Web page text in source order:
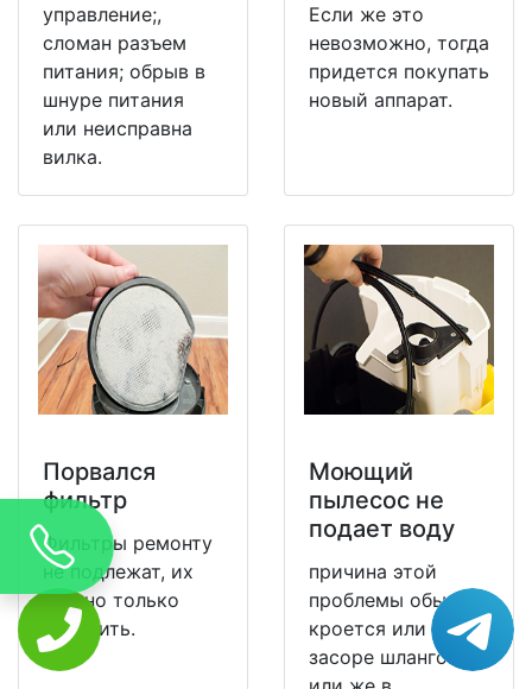
управление;,
сломан разъем
питания; обрыв в
шнуре питания
или неисправна
вилка.
Если же это
невозможно, тогда
придется покупать
новый аппарат.
Порвался
фильтр
Фильтры ремонту
не подлежат, их
можно только
заменить.
Моющий
пылесос не
подает воду
причина этой
проблемы обычно
кроется или в
засоре шлангов,